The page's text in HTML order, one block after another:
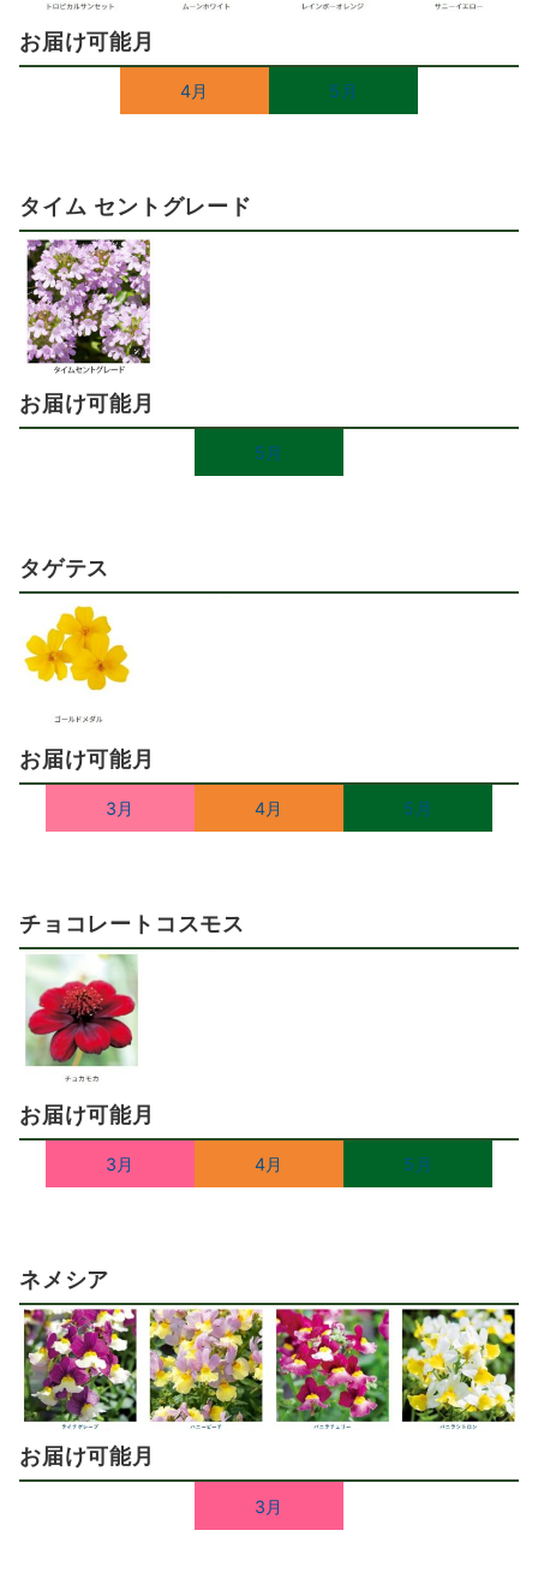
お届け可能月
4月 5月
タイム セントグレード
お届け可能月
5月
タゲテス
お届け可能月
3月 4月 5月
チョコレートコスモス
お届け可能月
3月 4月 5月
ネメシア
お届け可能月
3月